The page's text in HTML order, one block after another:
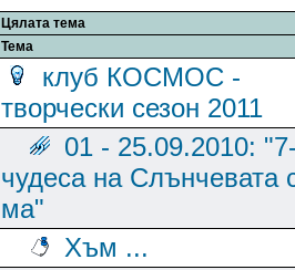
Цялата тема
Тема
клуб КОСМОС -
творчески сезон 2011
01 - 25.09.2010:
чудеса на Слънчевата
ма"
Хъм ...